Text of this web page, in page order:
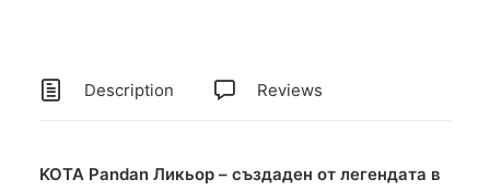
Description Reviews
KOTA Pandan Ликьор – създаден от легендата в